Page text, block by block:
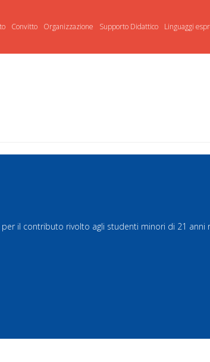
Convitto Organizzazione Supporto Didattico Linguaggi
il contributo rivolto agli studenti minori di 21